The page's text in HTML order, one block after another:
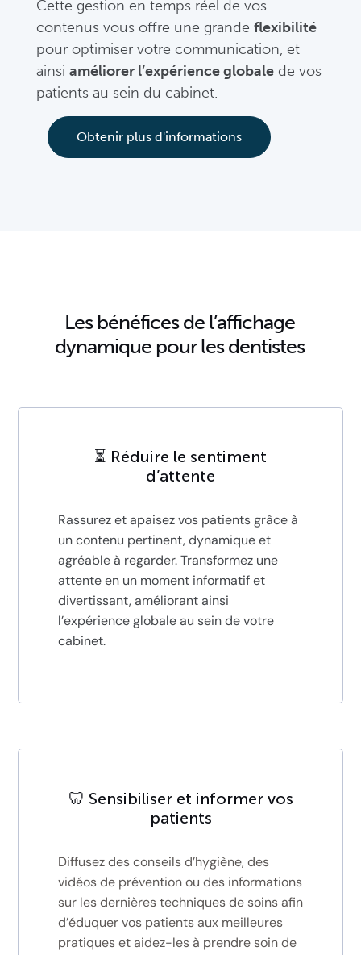
Cette gestion en temps réel de vos
contenus vous offre une grande flexibilité
pour optimiser votre communication, et
ainsi améliorer l’expérience globalede vos
patients au sein du cabinet.
Obtenir plus d'informations
Les bénéfices de l’affichage
dynamique pour les dentistes
⏳ Réduire le sentiment
d’attente
Rassurez et apaisez vos patients grâce à
un contenu pertinent, dynamique et
agréable à regarder. Transformez une
attente en un moment informatif et
divertissant, améliorant ainsi
l’expérience globale au sein de votre
cabinet.
🦷 Sensibiliser et informer vos
patients
Diffusez des conseils d’hygiène, des
vidéos de prévention ou des informations
sur les dernières techniques de soins afin
d’éduquer vos patients aux meilleures
pratiques et aidez-les à prendre soin de